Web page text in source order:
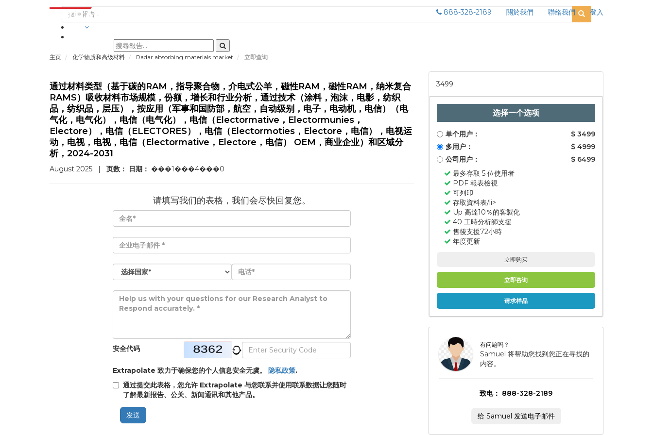
888-328-2189 關於我們 聯絡我們
登入
主页 化学物质和高级材料 Radar absorbing materials market 立即查询
通过材料类型（基于碳的RAM，指导聚合物，介电式公羊，磁性RAM，磁性RAM，纳米复合
RAMS）吸收材料市场规模，份额，增长和行业分析，通过技术（涂料，泡沫，电影，纺织
品，纺织品，层压），按应用（军事和国防部，航空，自动级别，电子，电动机，电信）（电
气化，电气化），电信（电气化），电信（Electormative，Electormunies，
Electore），电信（ELECTORES），电信（Electormoties，Electore，电信），电视运
动，电视，电视，电信（Electormative，Electore，电信） OEM，商业企业）和区域分
析，2024-2031
August 2025 | 页数： 日期： ���1���4���0
请填写我们的表格，我们会尽快回复您。
安全代码
Extrapolate 致力于确保您的个人信息安全无虞。 隐私政策.
通过提交此表格，您允许 Extrapolate 与您联系并使用联系数据让您随时
了解最新报告、公关、新闻通讯和其他产品。
发送
3499
选择一个选项
单个用户：
$ 3499
多用户：
$ 4999
公司用户：
$ 6499
最多存取 5 位使用者
PDF 報表檢視
可列印
存取資料表/li>
Up 高達10％的客製化
40 工時分析師支援
售後支援72小時
年度更新
立即购买
立即咨询
请求样品
有问题吗？
Samuel 将帮助您找到您正在寻找的
内容。
致电： 888-328-2189
给 Samuel 发送电子邮件